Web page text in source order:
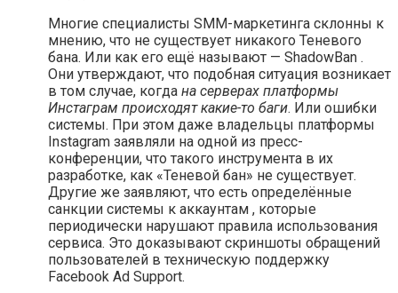
Многие специалисты SMM-маркетинга склонны к
мнению, что не существует никакого Теневого
бана. Или как его ещё называют — ShadowBan .
Они утверждают, что подобная ситуация возникает
в том случае, когда на серверах платформы
Инстаграм происходят какие-то баги. Или ошибки
системы. При этом даже владельцы платформы
Instagram заявляли на одной из пресс-
конференции, что такого инструмента в их
разработке, как «Теневой бан» не существует.
Другие же заявляют, что есть определённые
санкции системы к аккаунтам , которые
периодически нарушают правила использования
сервиса. Это доказывают скриншоты обращений
пользователей в техническую поддержку
Facebook Ad Support.